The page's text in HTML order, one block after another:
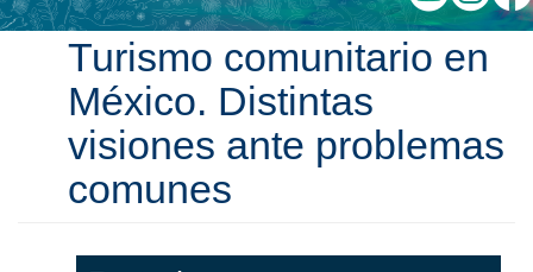
Turismo comunitario en
México. Distintas
visiones ante problemas
comunes